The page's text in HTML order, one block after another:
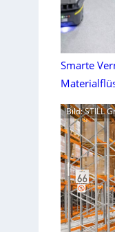
Smarte
Bild: STILL